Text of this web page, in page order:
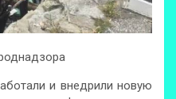
и внедрили новую